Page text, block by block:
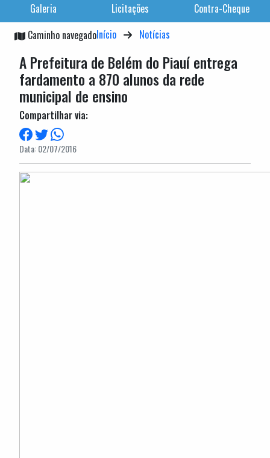
Galeria Licitações
Contra-Cheque
Caminho navegadoInício Notícias
A Prefeitura de Belém do Piauí entrega
fardamento a 870 alunos da rede
municipal de ensino
Compartilhar via:
Data: 02/07/2016